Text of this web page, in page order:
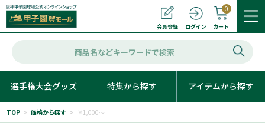
会員登録 ログイン カート
0
選手権大会グッズ 特集から探す アイテムから探す
TOP > 価格から探す > ￥1,000～